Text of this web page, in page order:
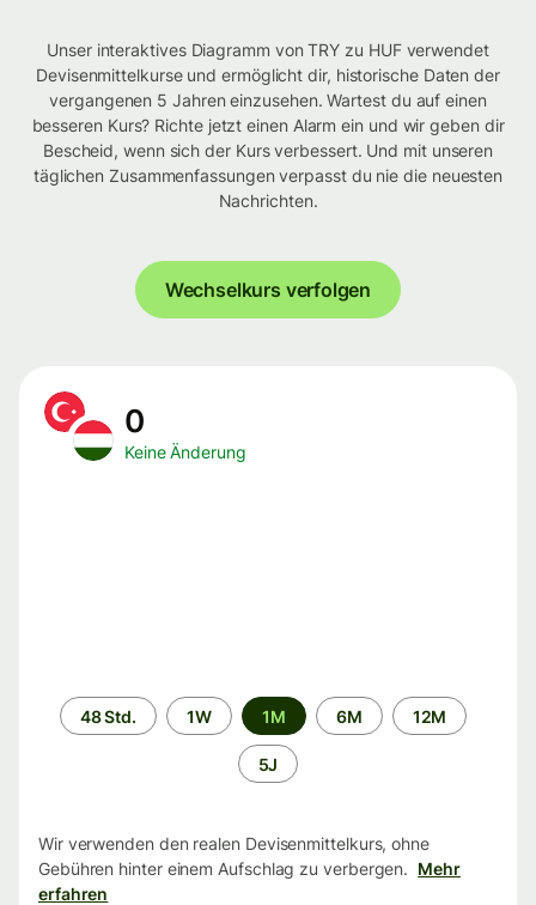
Unser interaktives Diagramm von TRY zu HUF verwendet
Devisenmittelkurse und ermöglicht dir, historische Daten der
vergangenen 5 Jahren einzusehen. Wartest du auf einen
besseren Kurs? Richte jetzt einen Alarm ein und wir geben dir
Bescheid, wenn sich der Kurs verbessert. Und mit unseren
täglichen Zusammenfassungen verpasst du nie die neuesten
Nachrichten.
Wechselkurs verfolgen
0
Keine Änderung
Zeitraum
48 Std. 1W 1M 6M 12M
5J
Wir verwenden den realen Devisenmittelkurs, ohne
Gebühren hinter einem Aufschlag zu verbergen. Mehr
erfahren